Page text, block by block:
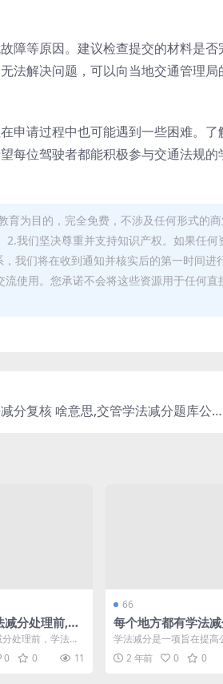
障等原因。建议检查提交的材料是否
法解决问题，可以向当地交通管理局
申请过程中也可能遇到一些困难。了
每位驾驶者都能积极参与交通法规的
育为目的，完全免费，不涉及任何形式的
我们坚决尊重并支持知识产权。如果任何
我们将在收到通知并核实后的第一时间进
使用。您承诺不会将这些资源用于任何直
分复核 啥意思,交管学法减分题库公众
分处理前,学
照减分吗(驾
分拍照搜题 秒
处理前，学法减
吗？这是许多驾
。随着交通...
0 0 11
66
每个地方都有学法减
学法减分答题要做多
(学法减分是不是每
可以)
学法减分是一项旨在提高
律意识的重要措施。随着
不断发展，各地都开始推
2 年前 0 0